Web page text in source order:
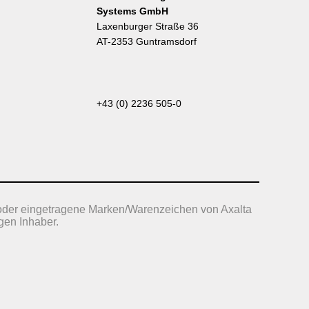
Systems GmbH
Laxenburger Straße 36
AT-2353 Guntramsdorf
+43 (0) 2236 505-0
eingetragene Marken/Warenzeichen von Axalta
Inhaber.